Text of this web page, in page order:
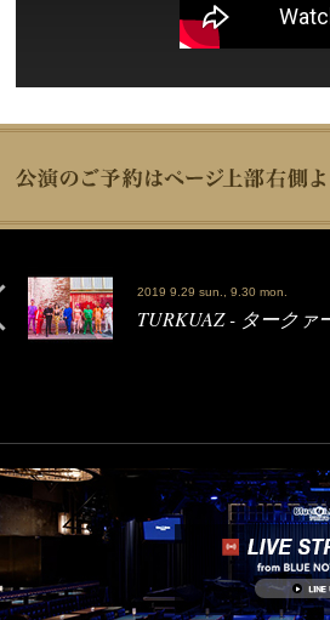
2019 9.29 sun., 9.30 mon.
TURKUAZ - タークァ